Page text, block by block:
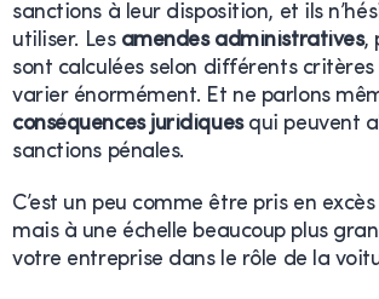
sanctions à leur disposition, et ils
utiliser. Les amendes administratives,
sont calculées selon différents
varier énormément. Et ne parlons
conséquences juridiquesqui peuvent
sanctions pénales.
C’est un peu comme être pris en
mais à une échelle beaucoup plus
votre entreprise dans le rôle de la